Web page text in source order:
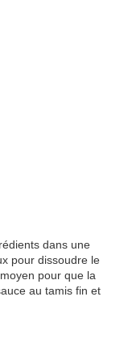
dans une
pour dissoudre le
pour que la
au tamis fin et